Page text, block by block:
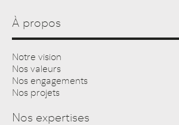
À propos
Notre vision
Nos valeurs
Nos engagements
Nos projets
Nos expertises